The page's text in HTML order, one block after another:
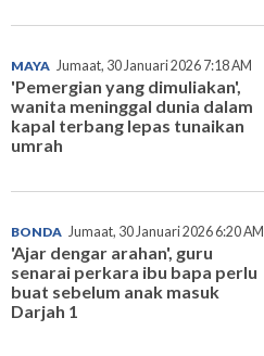
MAYA Jumaat, 30 Januari 2026 7:18 AM
'Pemergian yang dimuliakan',
wanita meninggal dunia dalam
kapal terbang lepas tunaikan
umrah
BONDA Jumaat, 30 Januari 2026 6:20 AM
'Ajar dengar arahan', guru
senarai perkara ibu bapa perlu
buat sebelum anak masuk
Darjah 1